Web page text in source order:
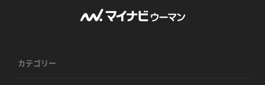
カテゴリー